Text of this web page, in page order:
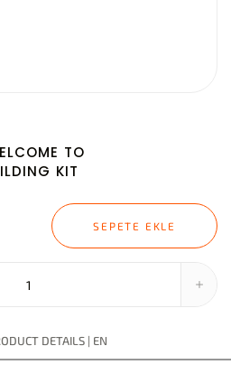
TO
KIT
SEPETE EKLE
DETAILS | EN